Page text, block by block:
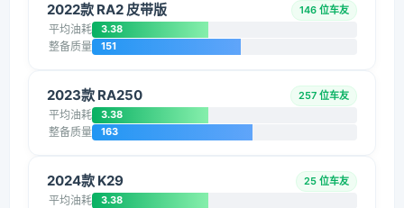
2022款 RA2 皮带版 146 位车友
平均油耗 3.38
整备质量 151
2023款 RA250 257 位车友
平均油耗 3.38
整备质量 163
2024款 K29 25 位车友
平均油耗 3.38